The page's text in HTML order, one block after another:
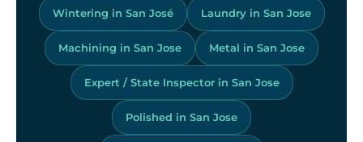
Wintering in San José Laundry in San Jose
Machining in San Jose Metal in San Jose
Expert / State Inspector in San Jose
Polished in San Jose